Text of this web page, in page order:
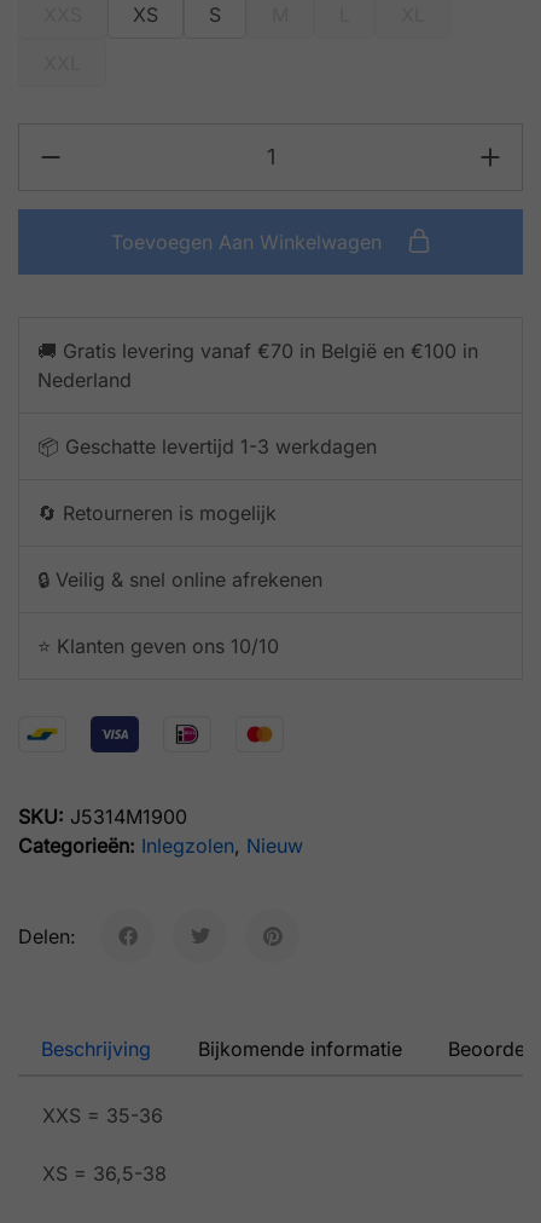
XS S
Toevoegen Aan Winkelwagen
🚚 Gratis levering vanaf €70 in België en €100 in
Nederland
📦 Geschatte levertijd 1-3 werkdagen
🔄 Retourneren is mogelijk
🔒 Veilig & snel online afrekenen
⭐️ Klanten geven ons 10/10
SKU: J5314M1900
Categorieën: Inlegzolen, Nieuw
Delen:
Beschrijving Bijkomende informatie
XXS = 35-36
XS = 36,5-38